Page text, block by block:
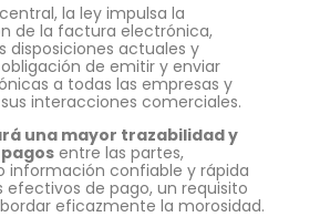
la ley impulsa la
de la factura electrónica,
disposiciones actuales y
de emitir y enviar
a todas las empresas y
interacciones comerciales.
una mayor trazabilidad y
entre las partes,
información confiable y rápida
efectivos de pago, un requisito
eficazmente la morosidad.